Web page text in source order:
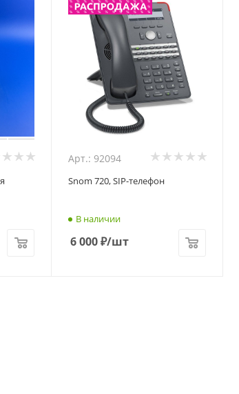
Арт.: 92094
Snom 720, SIP-телефон
В наличии
6 000₽/шт